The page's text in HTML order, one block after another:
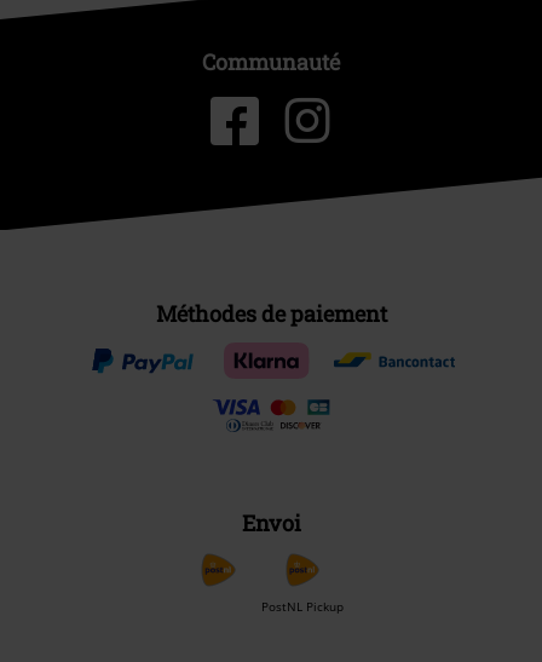
Communauté
Méthodes de paiement
Envoi
PostNL Pickup